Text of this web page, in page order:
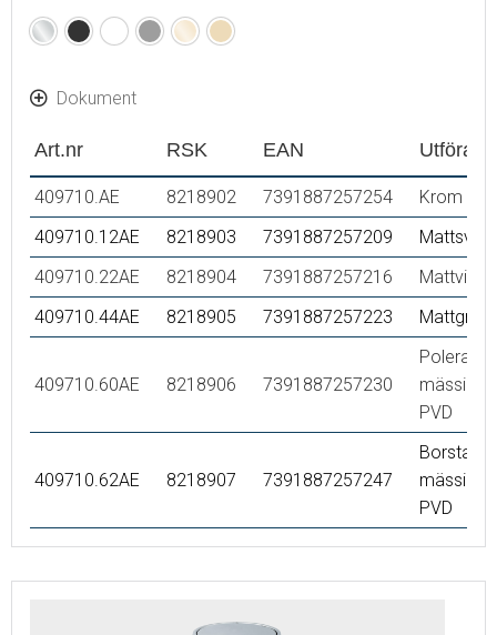
KromMattsvart
MattvitMattgråPoleradBorstad
Dokument
Art.nr RSK EAN
409710.AE 8218902 7391887257254
Krom
409710.12AE
8218903 7391887257209
Mattsvart
409710.22AE
8218904 7391887257216
Mattvit
409710.44AE
8218905 7391887257223 Mattgrå
409710.60AE 8218906 7391887257230
Polerad
mässing
PVD
409710.62AE 8218907 7391887257247
Borstad
mässing
PVD